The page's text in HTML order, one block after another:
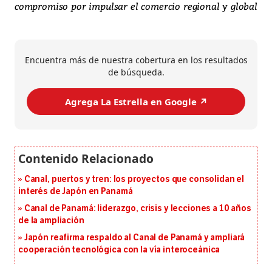
compromiso por impulsar el comercio regional y global
Encuentra más de nuestra cobertura en los resultados
de búsqueda.
Agrega La Estrella en Google ↗️
Canal, puertos y tren: los proyectos que consolidan el
interés de Japón en Panamá
Canal de Panamá: liderazgo, crisis y lecciones a 10 años
de la ampliación
Japón reafirma respaldo al Canal de Panamá y ampliará
cooperación tecnológica con la vía interoceánica